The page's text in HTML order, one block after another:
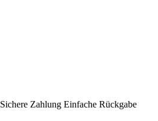
Sichere Zahlung Einfache Rückgabe